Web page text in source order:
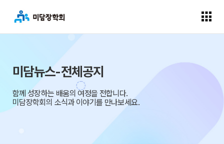
미담뉴스-전체공지
함께 성장하는 배움의 여정을 전합니다.
미담장학회의 소식과 이야기를 만나보세요.